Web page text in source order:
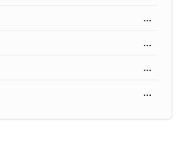
...
...
...
...